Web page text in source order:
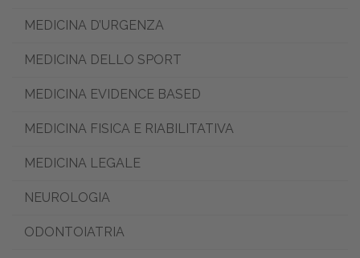
MEDICINA D’URGENZA
MEDICINA DELLO SPORT
MEDICINA EVIDENCE BASED
MEDICINA FISICA E RIABILITATIVA
MEDICINA LEGALE
NEUROLOGIA
ODONTOIATRIA